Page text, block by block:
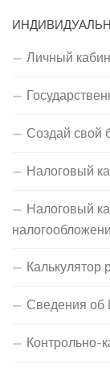
Личный
Создай свой
Налоговый
Налоговый
Калькулятор
Сведения об
Контрольно-